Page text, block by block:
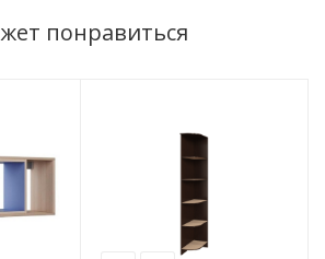
понравиться